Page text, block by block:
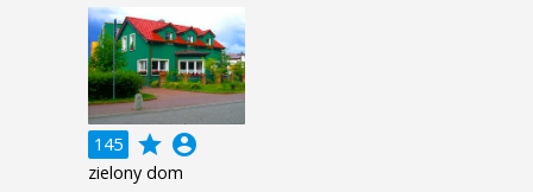
145 grade account_circle
zielony dom